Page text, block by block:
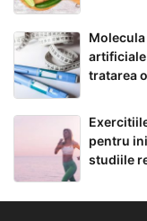
artificiale
tratarea
pentru
studiile